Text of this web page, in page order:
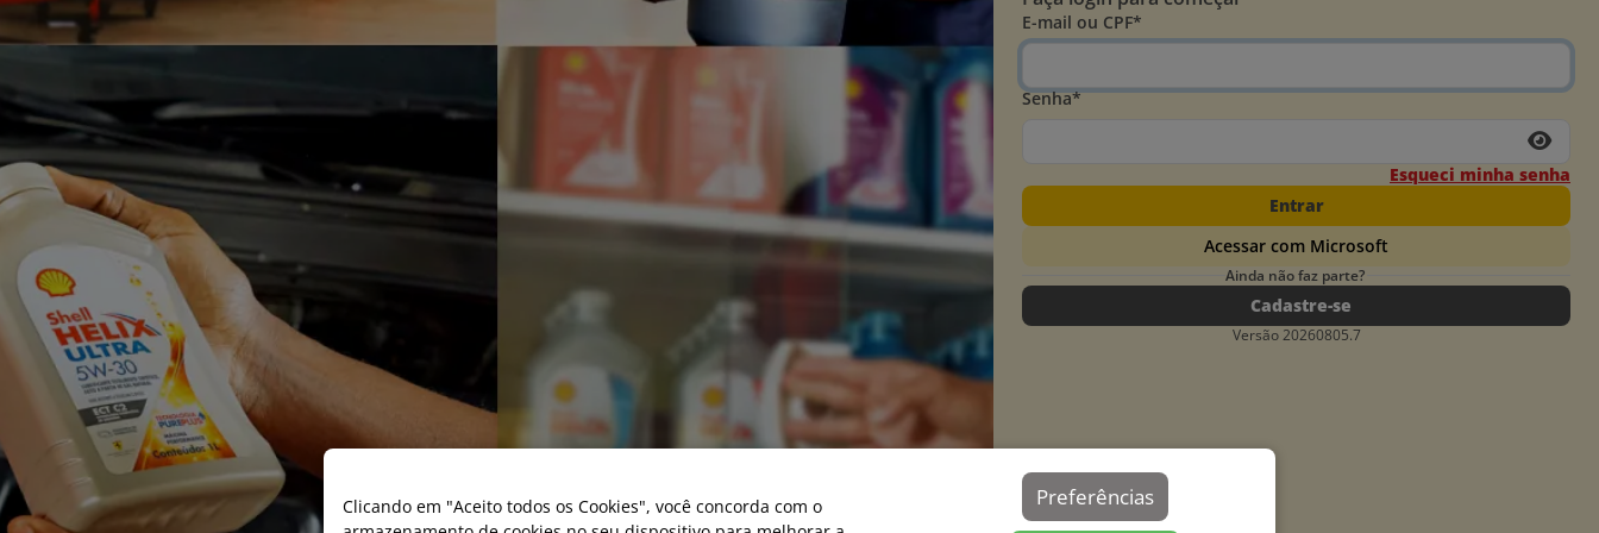
Clicando em "Aceito todos os Cookies", você concorda com o
Preferências
E-mail ou CPF*
Senha*
Esqueci minha senha
Entrar
Acessar com Microsoft
Ainda não faz parte?
Cadastre-se
Versão 20260805.7